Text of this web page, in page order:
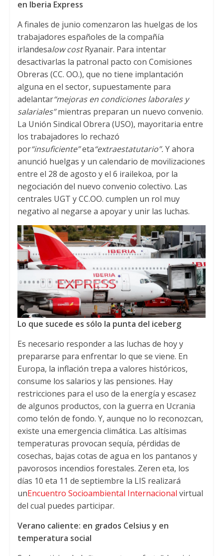
en Iberia Express
A finales de junio comenzaron las huelgas de los
trabajadores españoles de la compañía
irlandesalow cost Ryanair. Para intentar
desactivarlas la patronal pacto con Comisiones
Obreras (CC. OO.), que no tiene implantación
alguna en el sector, supuestamente para
adelantar“mejoras en condiciones laborales y
salariales” mientras preparan un nuevo convenio.
La Unión Sindical Obrera (USO), mayoritaria entre
los trabajadores lo rechazó
por“insuficiente”eta“extraestatutario”.Y ahora
anunció huelgas y un calendario de movilizaciones
entre el 28 de agosto y el 6 irailekoa, por la
negociación del nuevo convenio colectivo. Las
centrales UGT y CC.OO. cumplen un rol muy
negativo al negarse a apoyar y unir las luchas.
Lo que sucede es sólo la punta del iceberg
Es necesario responder a las luchas de hoy y
prepararse para enfrentar lo que se viene. En
Europa, la inflación trepa a valores históricos,
consume los salarios y las pensiones. Hay
restricciones para el uso de la energía y escasez
de algunos productos, con la guerra en Ucrania
como telón de fondo. Y, aunque no lo reconozcan,
existe una emergencia climática. Las altísimas
temperaturas provocan sequía, pérdidas de
cosechas, bajas cotas de agua en los pantanos y
pavorosos incendios forestales. Zeren eta, los
días 10 eta 11 de septiembre la LIS realizará
unEncuentro Socioambiental Internacional virtual
del cual puedes participar.
Verano caliente: en grados Celsius y en
temperatura social